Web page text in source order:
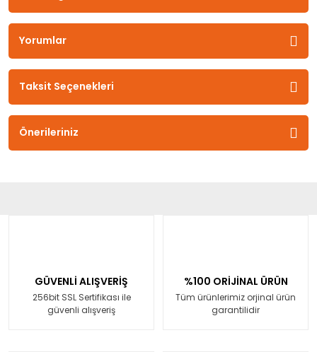
Yorumlar
Taksit Seçenekleri
Önerileriniz
GÜVENLİ ALIŞVERİŞ
256bit SSL Sertifikası ile
güvenli alışveriş
%100 ORİJİNAL ÜRÜN
Tüm ürünlerimiz orjinal ürün
garantilidir